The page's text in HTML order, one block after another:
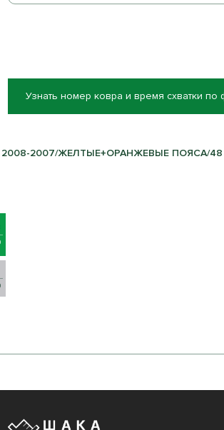
Узнать номер ковра и время схватки по
2007/ЖЕЛТЫЕ+ОРАНЖЕВЫЕ ПОЯСА/48